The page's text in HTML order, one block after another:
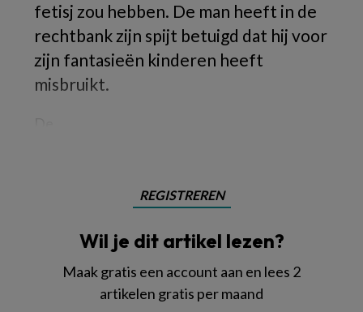
fetisj zou hebben. De man heeft in de
rechtbank zijn spijt betuigd dat hij voor
zijn fantasieën kinderen heeft
misbruikt.
REGISTREREN
Wil je dit artikel lezen?
Maak gratis een account aan en lees 2
artikelen gratis per maand